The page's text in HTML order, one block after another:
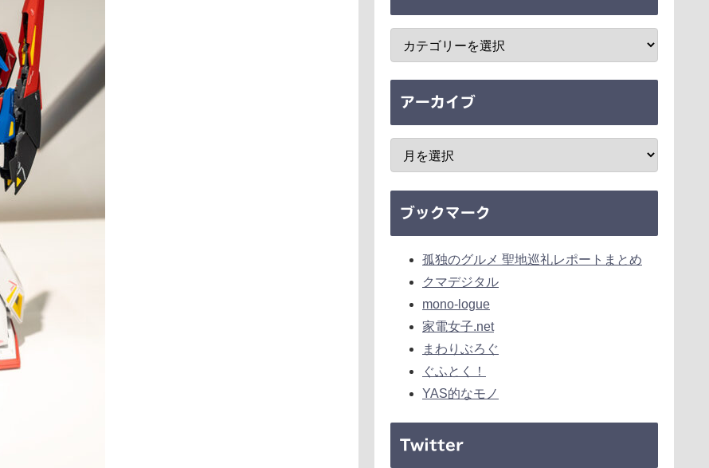
アーカイブ
ブックマーク
孤独のグルメ 聖地巡礼レポートまとめ
クマデジタル
mono-logue
家電女子.net
まわりぶろぐ
ぐふとく！
YAS的なモノ
Twitter